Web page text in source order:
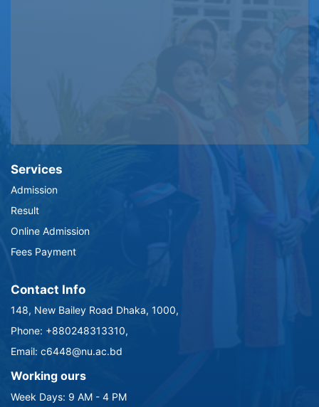
Services
Admission
Result
Online Admission
Fees Payment
Contact Info
148, New Bailey Road Dhaka, 1000,
Phone: +880248313310,
Email: c6448@nu.ac.bd
Working ours
Week Days: 9 AM - 4 PM